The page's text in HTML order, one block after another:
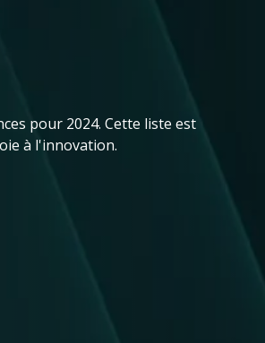
pour 2024. Cette liste est
à l'innovation.